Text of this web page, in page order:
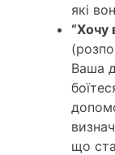
які
“Хочу
Ваша
що